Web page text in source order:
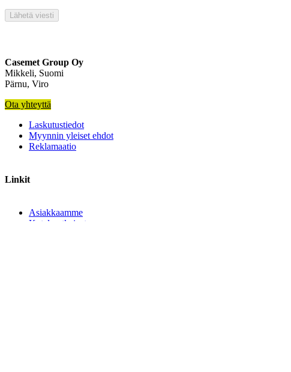
Casemet Group Oy
Mikkeli, Suomi
Pärnu, Viro
Ota yhteyttä
Laskutustiedot
Myynnin yleiset ehdot
Reklamaatio
Linkit
Asiakkaamme
Koteloratkaisut